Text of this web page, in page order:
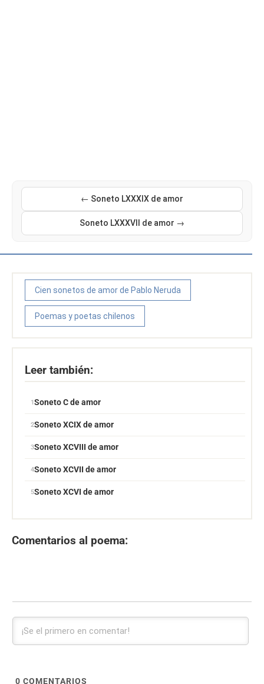
← Soneto LXXXIX de amor
Soneto LXXXVII de amor →
Cien sonetos de amor de Pablo Neruda
Poemas y poetas chilenos
Leer también:
Soneto C de amor
Soneto XCIX de amor
Soneto XCVIII de amor
Soneto XCVII de amor
Soneto XCVI de amor
Comentarios al poema:
0 COMENTARIOS